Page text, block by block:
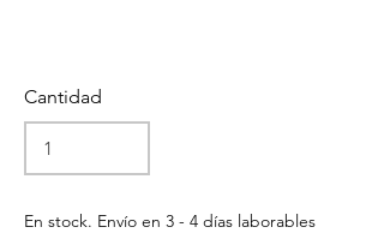
Cantidad
En stock. Envío en 3 - 4 días laborables